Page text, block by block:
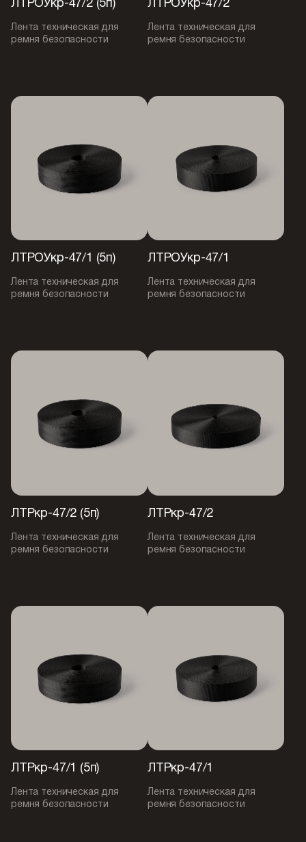
ЛТРОУкр-47/2 (5п)
Лента техническая для
ремня безопасности
ЛТРОУкр-47/2
Лента техническая для
ремня безопасности
ЛТРОУкр-47/1 (5п)
Лента техническая для
ремня безопасности
ЛТРОУкр-47/1
Лента техническая для
ремня безопасности
ЛТРкр-47/2 (5п)
Лента техническая для
ремня безопасности
ЛТРкр-47/2
Лента техническая для
ремня безопасности
ЛТРкр-47/1 (5п)
Лента техническая для
ремня безопасности
ЛТРкр-47/1
Лента техническая для
ремня безопасности